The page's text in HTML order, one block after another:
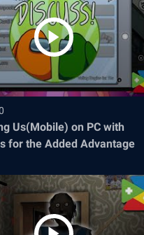
Us(Mobile) on PC with
for the Added Advantage